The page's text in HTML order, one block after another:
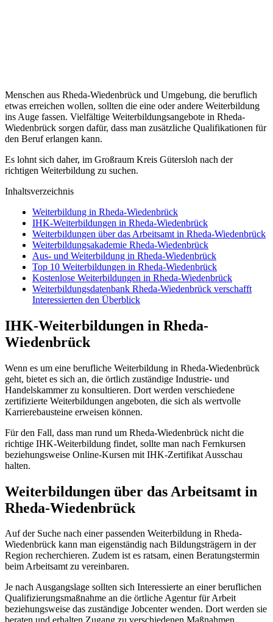
Menschen aus Rheda-Wiedenbrück und Umgebung, die beruflich
etwas erreichen wollen, sollten die eine oder andere Weiterbildung
ins Auge fassen. Vielfältige Weiterbildungsangebote in Rheda-
Wiedenbrück sorgen dafür, dass man zusätzliche Qualifikationen für
den Beruf erlangen kann.
Es lohnt sich daher, im Großraum Kreis Gütersloh nach der
richtigen Weiterbildung zu suchen.
Inhaltsverzeichnis
Weiterbildung in Rheda-Wiedenbrück
IHK-Weiterbildungen in Rheda-Wiedenbrück
Weiterbildungen über das Arbeitsamt in Rheda-Wiedenbrück
Weiterbildungsakademie Rheda-Wiedenbrück
Aus- und Weiterbildung in Rheda-Wiedenbrück
Top 10 Weiterbildungen in Rheda-Wiedenbrück
Kostenlose Weiterbildungen in Rheda-Wiedenbrück
Weiterbildungsdatenbank Rheda-Wiedenbrück verschafft
Interessierten den Überblick
IHK-Weiterbildungen in Rheda-
Wiedenbrück
Wenn es um eine berufliche Weiterbildung in Rheda-Wiedenbrück
geht, bietet es sich an, die örtlich zuständige Industrie- und
Handelskammer zu konsultieren. Dort werden verschiedene
zertifizierte Weiterbildungen angeboten, die sich als wertvolle
Karrierebausteine erweisen können.
Für den Fall, dass man rund um Rheda-Wiedenbrück nicht die
richtige IHK-Weiterbildung findet, sollte man nach Fernkursen
beziehungsweise Online-Kursen mit IHK-Zertifikat Ausschau
halten.
Weiterbildungen über das Arbeitsamt in
Rheda-Wiedenbrück
Auf der Suche nach einer passenden Weiterbildung in Rheda-
Wiedenbrück kann man eigenständig nach Bildungsträgern in der
Region recherchieren. Zudem ist es ratsam, einen Beratungstermin
beim Arbeitsamt zu vereinbaren.
Je nach Ausgangslage sollten sich Interessierte an einer beruflichen
Qualifizierungsmaßnahme an die örtliche Agentur für Arbeit
beziehungsweise das zuständige Jobcenter wenden. Dort werden sie